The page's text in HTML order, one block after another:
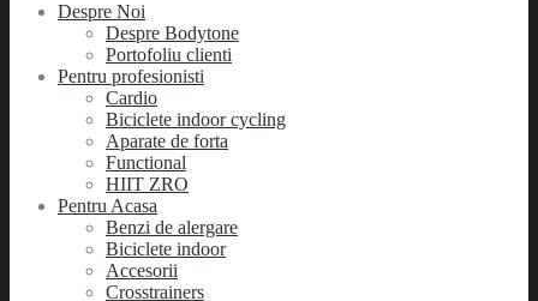
Despre Noi
Despre Bodytone
Portofoliu clienti
Pentru profesionisti
Cardio
Biciclete indoor cycling
Aparate de forta
Functional
HIIT ZRO
Pentru Acasa
Benzi de alergare
Biciclete indoor
Accesorii
Crosstrainers